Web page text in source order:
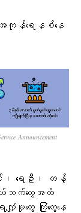
အကုန်ရေနစ်နေ
Announcement
၊ ရေဦး၊ တန့်
ဘက်တွေအထိ
လျှံမှုတွေ ကြုံတွေ့နေ